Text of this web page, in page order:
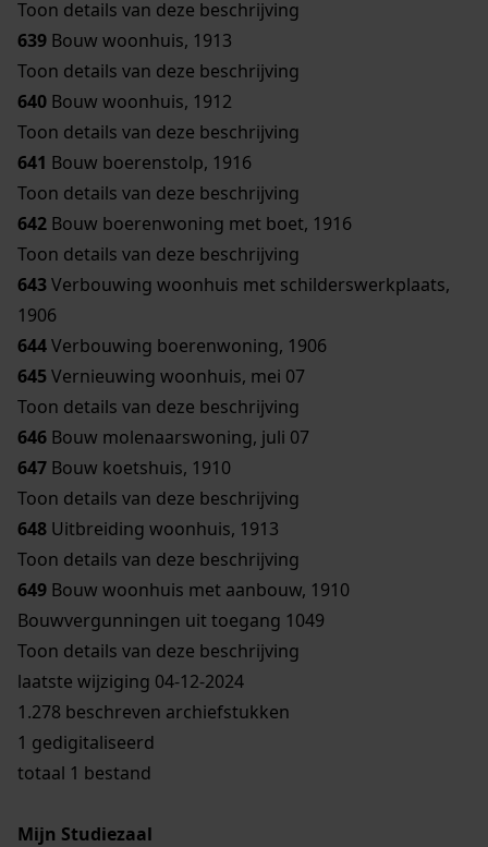
Toon details van deze beschrijving
639 Bouw woonhuis, 1913
Toon details van deze beschrijving
640 Bouw woonhuis, 1912
Toon details van deze beschrijving
641 Bouw boerenstolp, 1916
Toon details van deze beschrijving
642 Bouw boerenwoning met boet, 1916
Toon details van deze beschrijving
643Verbouwing woonhuis met schilderswerkplaats,
1906
644Verbouwing boerenwoning, 1906
645Vernieuwing woonhuis, mei 07
Toon details van deze beschrijving
646 Bouw molenaarswoning, juli 07
647 Bouw koetshuis, 1910
Toon details van deze beschrijving
648 Uitbreiding woonhuis, 1913
Toon details van deze beschrijving
649 Bouw woonhuis met aanbouw, 1910
Bouwvergunningen uit toegang 1049
Toon details van deze beschrijving
laatste wijziging 04-12-2024
1.278 beschreven archiefstukken
1 gedigitaliseerd
totaal 1 bestand
Mijn Studiezaal